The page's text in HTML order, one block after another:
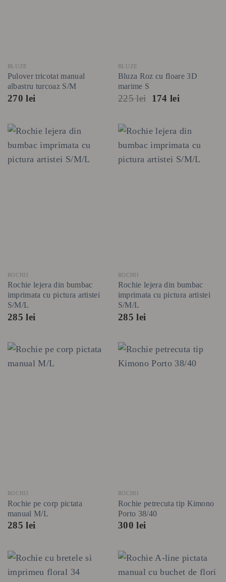
BLUZE
Pulover tricotat manual
albastru turcoaz S/M
270lei
BLUZE
Bluza Roz cu floare 3D
marime S
225lei
Prețul
fost:
225 lei.
174lei
174 lei.
ROCHII
Rochie lejera din bumbac
imprimata cu pictura artistei
S/M/L
285lei
ROCHII
Rochie lejera din bumbac
imprimata cu pictura artistei
S/M/L
285lei
ROCHII
Rochie pe corp pictata
manual M/L
285lei
ROCHII
Rochie petrecuta tip Kimono
Porto 38/40
300lei